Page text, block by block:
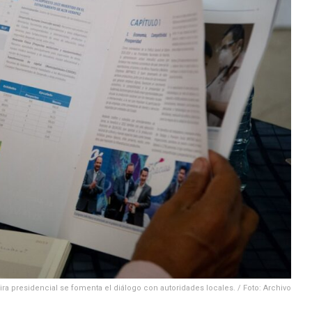
presidencial se fomenta el diálogo con autoridades locales. / Foto: Archivo